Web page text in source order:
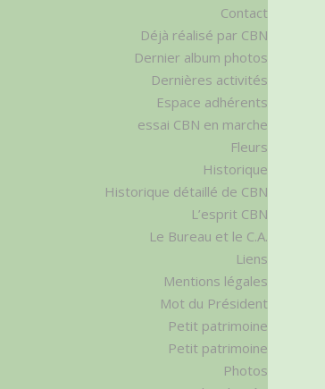
Contact
Déjà réalisé par CBN
Dernier album photos
Dernières activités
Espace adhérents
essai CBN en marche
Fleurs
Historique
Historique détaillé de CBN
L’esprit CBN
Le Bureau et le C.A.
Liens
Mentions légales
Mot du Président
Petit patrimoine
Petit patrimoine
Photos